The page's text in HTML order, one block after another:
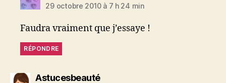
29 octobre 2010 à 7 h 24 min
Faudra vraiment que j’essaye !
RÉPONDRE
Astucesbeautédit :